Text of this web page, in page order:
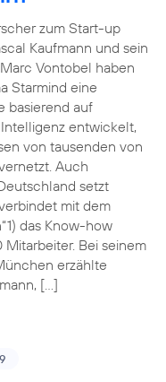
zum Start-up
Kaufmann und sein
Vontobel haben
Starmind eine
basierend auf
entwickelt,
von tausenden von
Auch
setzt
mit dem
das Know-how
Bei seinem
erzählte
[…]